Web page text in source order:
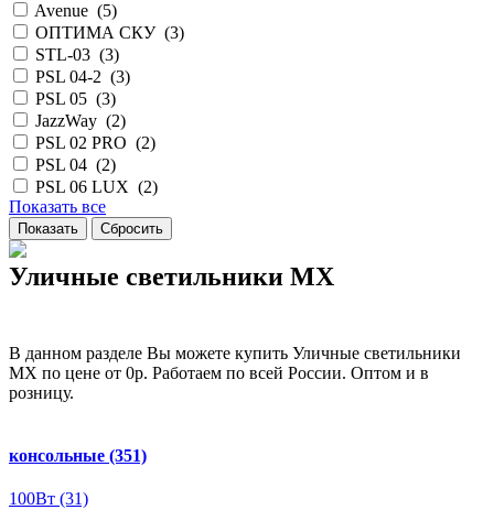
Avenue (5)
ОПТИМА СКУ (3)
STL-03 (3)
PSL 04-2 (3)
PSL 05 (3)
JazzWay (2)
PSL 02 PRO (2)
PSL 04 (2)
PSL 06 LUX (2)
Показать все
Уличные светильники MX
В данном разделе Вы можете купить Уличные светильники
MX по цене от 0р. Работаем по всей России. Оптом и в
розницу.
консольные (351)
100Вт (31)